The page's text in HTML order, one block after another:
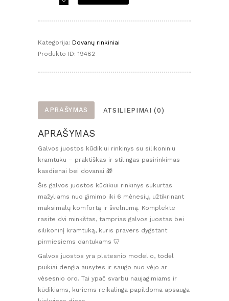
mergytei
rožinė
kramtukas
Kategorija: Dovanų rinkiniai
Produkto ID: 19482
APRAŠYMAS ATSILIEPIMAI (0)
APRAŠYMAS
Galvos juostos kūdikiui rinkinys su silikoniniu
kramtuku – praktiškas ir stilingas pasirinkimas
kasdienai bei dovanai 🎁
Šis galvos juostos kūdikiui rinkinys sukurtas
mažyliams nuo gimimo iki 6 mėnesių, užtikrinant
maksimalų komfortą ir švelnumą. Komplekte
rasite dvi minkštas, tamprias galvos juostas bei
silikoninį kramtuką, kuris pravers dygstant
pirmiesiems dantukams 🦷
Galvos juostos yra platesnio modelio, todėl
puikiai dengia ausytes ir saugo nuo vėjo ar
vėsesnio oro. Tai ypač svarbu naujagimiams ir
kūdikiams, kuriems reikalinga papildoma apsauga